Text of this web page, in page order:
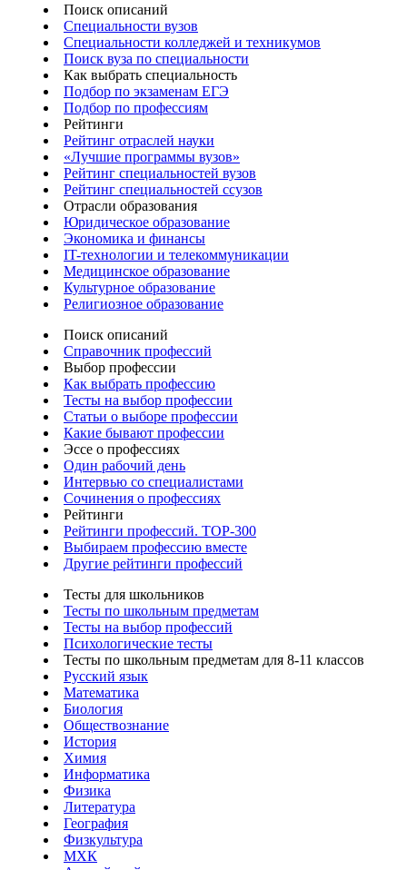
Поиск описаний
Специальности вузов
Специальности колледжей и техникумов
Поиск вуза по специальности
Как выбрать специальность
Подбор по экзаменам ЕГЭ
Подбор по профессиям
Рейтинги
Рейтинг отраслей науки
«Лучшие программы вузов»
Рейтинг специальностей вузов
Рейтинг специальностей ссузов
Отрасли образования
Юридическое образование
Экономика и финансы
IT-технологии и телекоммуникации
Медицинское образование
Культурное образование
Религиозное образование
Поиск описаний
Справочник профессий
Выбор профессии
Как выбрать профессию
Тесты на выбор профессии
Статьи о выборе профессии
Какие бывают профессии
Эссе о профессиях
Один рабочий день
Интервью со специалистами
Сочинения о профессиях
Рейтинги
Рейтинги профессий. TOP-300
Выбираем профессию вместе
Другие рейтинги профессий
Тесты для школьников
Тесты по школьным предметам
Тесты на выбор профессий
Психологические тесты
Тесты по школьным предметам для 8-11 классов
Русский язык
Математика
Биология
Обществознание
История
Химия
Информатика
Физика
Литература
География
Физкультура
МХК